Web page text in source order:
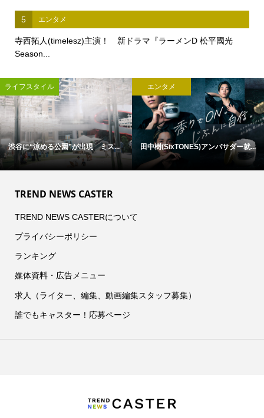
5 エンタメ
寺西拓人(timelesz)主演！ 新ドラマ『ラーメンD 松平國光
Season...
ライフスタイル
渋谷に“涼める公園”が出現 ミス...
エンタメ
田中樹(SixTONES)アンバサダー就...
TREND NEWS CASTER
TREND NEWS CASTERについて
プライバシーポリシー
ランキング
媒体資料・広告メニュー
求人（ライター、編集、動画編集スタッフ募集）
誰でもキャスター！応募ページ